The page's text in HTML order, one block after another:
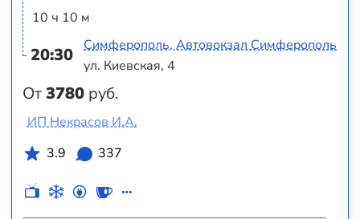
10 ч 10 м
20:30
От3780 руб.
Симферополь, Автовокзал Симферополь
ул. Киевская, 4
ИП Некрасов И.А.
3.9
337